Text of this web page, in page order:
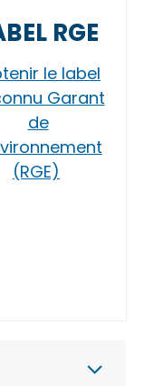
RGE
le label
Garant
de
(RGE)